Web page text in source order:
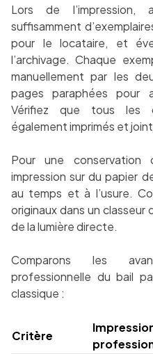
Lors de l’impression,
suffisamment
pour le locataire, et
l’archivage. Chaque
manuellement par les
pages paraphées pour
Vérifiez que tous les
également imprimés et
Pour une conservation
impression sur du papier
au temps et à l’usure.
originaux dans un classeur
de la lumière directe.
Comparons les
professionnelle du bail
classique :
Critère